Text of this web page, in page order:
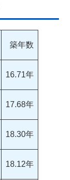
築年数
16.71年
17.68年
18.30年
18.12年